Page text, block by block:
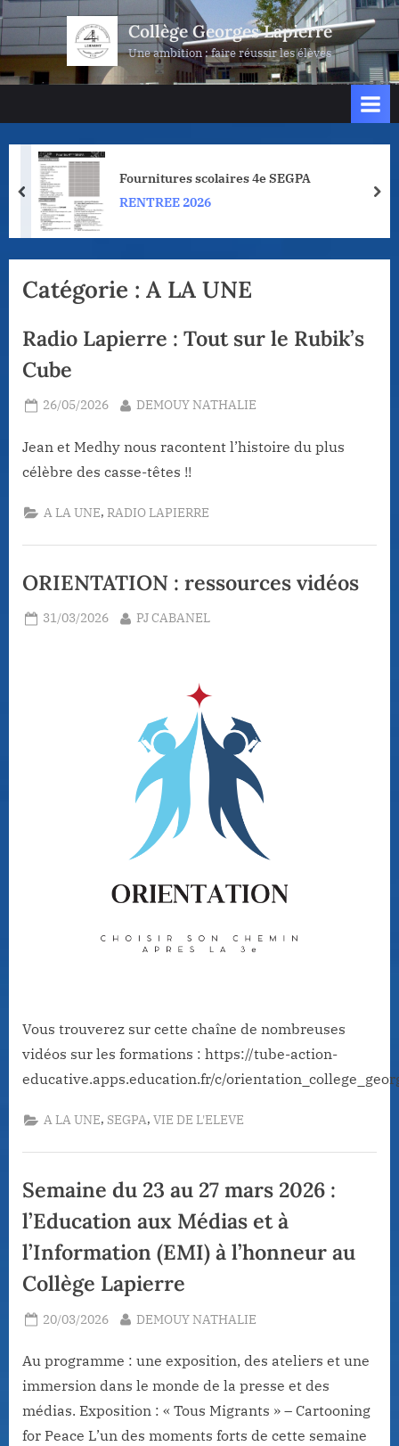
Skip
to
content
Collège Georges Lapierre
Une ambition : faire réussir les élèves
Fournitures scolaires 4e SEGPA
RENTREE 2026
prev
Catégorie : A LA UNE
Radio Lapierre : Tout sur le Rubik’s
Cube
Posted
26/05/2026 By
DEMOUY NATHALIE
Jean et Medhy nous racontent l’histoire du plus
célèbre des casse-têtes !!
A LA UNE,RADIO LAPIERRE
ORIENTATION : ressources vidéos
Posted
31/03/2026 By
PJ CABANEL
Vous trouverez sur cette chaîne de nombreuses
vidéos sur les formations : https://tube-action-
educative.apps.education.fr/c/
A LA UNE, SEGPA,VIE DE L'ELEVE
Semaine du 23 au 27 mars 2026 :
l’Education aux Médias et à
l’Information (EMI) à l’honneur au
Collège Lapierre
Posted
20/03/2026 By
DEMOUY NATHALIE
Au programme : une exposition, des ateliers et une
immersion dans le monde de la presse et des
médias. Exposition : « Tous Migrants » – Cartooning
for Peace L’un des moments forts de cette semaine